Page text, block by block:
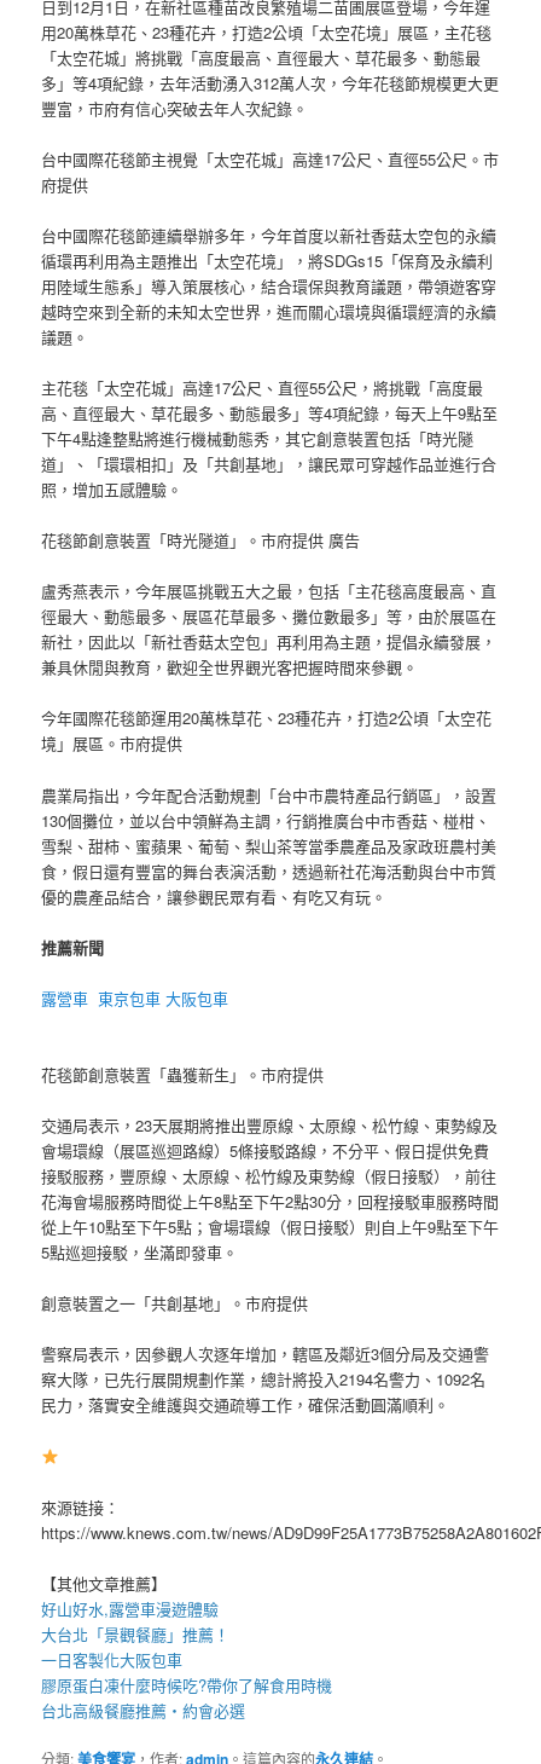
日到12月1日，在新社區種苗改良繁殖場二苗圃展區登場，今年運
用20萬株草花、23種花卉，打造2公頃「太空花境」展區，主花毯
「太空花城」將挑戰「高度最高、直徑最大、草花最多、動態最
多」等4項紀錄，去年活動湧入312萬人次，今年花毯節規模更大更
豐富，市府有信心突破去年人次紀錄。
台中國際花毯節主視覺「太空花城」高達17公尺、直徑55公尺。市
府提供
台中國際花毯節連續舉辦多年，今年首度以新社香菇太空包的永續
循環再利用為主題推出「太空花境」，將SDGs15「保育及永續利
用陸域生態系」導入策展核心，結合環保與教育議題，帶領遊客穿
越時空來到全新的未知太空世界，進而關心環境與循環經濟的永續
議題。
主花毯「太空花城」高達17公尺、直徑55公尺，將挑戰「高度最
高、直徑最大、草花最多、動態最多」等4項紀錄，每天上午9點至
下午4點逢整點將進行機械動態秀，其它創意裝置包括「時光隧
道」、「環環相扣」及「共創基地」，讓民眾可穿越作品並進行合
照，增加五感體驗。
花毯節創意裝置「時光隧道」。市府提供 廣告
盧秀燕表示，今年展區挑戰五大之最，包括「主花毯高度最高、直
徑最大、動態最多、展區花草最多、攤位數最多」等，由於展區在
新社，因此以「新社香菇太空包」再利用為主題，提倡永續發展，
兼具休閒與教育，歡迎全世界觀光客把握時間來參觀。
今年國際花毯節運用20萬株草花、23種花卉，打造2公頃「太空花
境」展區。市府提供
農業局指出，今年配合活動規劃「台中市農特產品行銷區」，設置
130個攤位，並以台中領鮮為主調，行銷推廣台中市香菇、椪柑、
雪梨、甜柿、蜜蘋果、葡萄、梨山茶等當季農產品及家政班農村美
食，假日還有豐富的舞台表演活動，透過新社花海活動與台中市質
優的農產品結合，讓參觀民眾有看、有吃又有玩。
推薦新聞
露營車 東京包車 大阪包車
花毯節創意裝置「蟲獲新生」。市府提供
交通局表示，23天展期將推出豐原線、太原線、松竹線、東勢線及
會場環線（展區巡迴路線）5條接駁路線，不分平、假日提供免費
接駁服務，豐原線、太原線、松竹線及東勢線（假日接駁），前往
花海會場服務時間從上午8點至下午2點30分，回程接駁車服務時間
從上午10點至下午5點；會場環線（假日接駁）則自上午9點至下午
5點巡迴接駁，坐滿即發車。
創意裝置之一「共創基地」。市府提供
警察局表示，因參觀人次逐年增加，轄區及鄰近3個分局及交通警
察大隊，已先行展開規劃作業，總計將投入2194名警力、1092名
民力，落實安全維護與交通疏導工作，確保活動圓滿順利。
來源链接：
https://www.knews.com.tw/news/
【其他文章推薦】
好山好水,露營車漫遊體驗
大台北「景觀餐廳」推薦！
一日客製化大阪包車
膠原蛋白凍什麼時候吃?帶你了解食用時機
台北高級餐廳推薦・約會必選
分類:美食饗宴 ，作者:admin 。這篇內容的永久連結 。